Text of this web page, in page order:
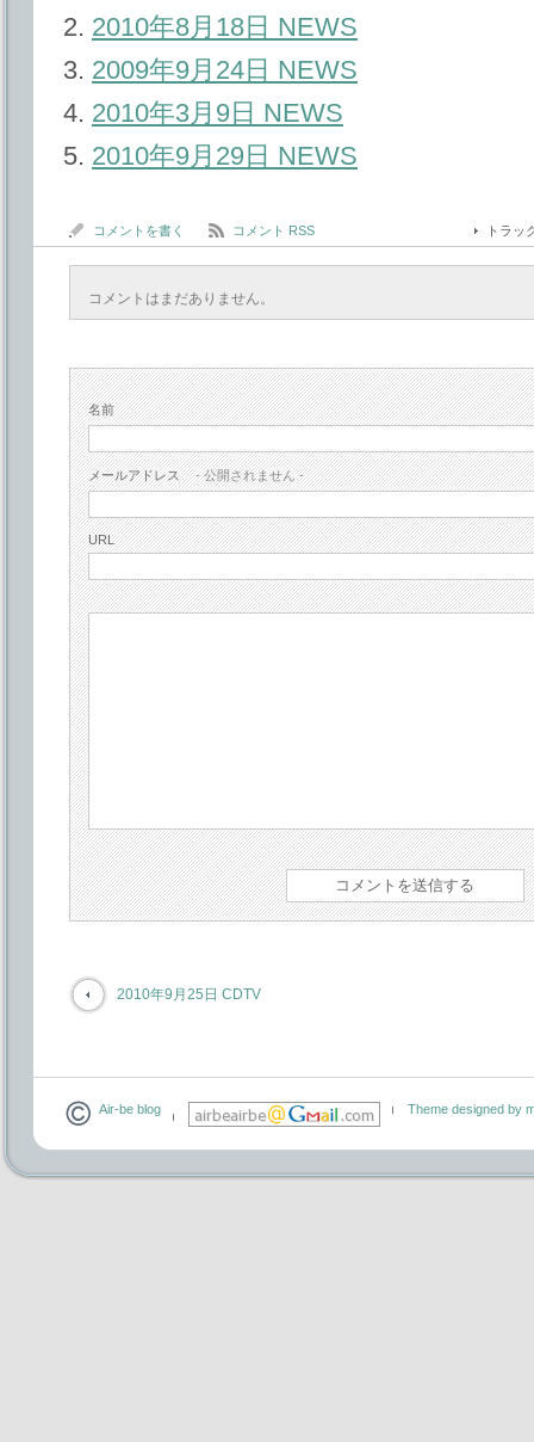
2010年8月18日 NEWS
2009年9月24日 NEWS
2010年3月9日 NEWS
2010年9月29日 NEWS
コメントを書く コメント RSS トラ
コメントはまだありません。
名前
メールアドレス - 公開されません -
URL
2010年9月25日 CDTV
Air-be blog Theme designed by